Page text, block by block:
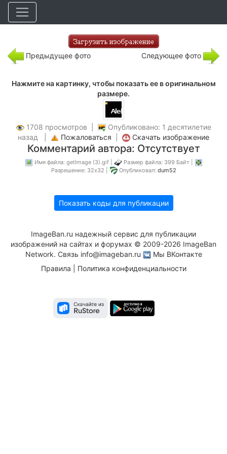
Предыдущее фото Следующее фото
Нажмите на картинку, чтобы показать ее в оригинальном
размере.
1708 просмотров |
Опубликовано: 1 десятилетие
назад |
Пожаловаться Скачать изображение
Комментарий автора: Отсутствует
Имя файла: getImage (3).gif |
Размер файла: 399 Байт |
Разрешение: 32x32 |
Опубликовал: dum52
Показать коды для публикации
ImageBan.ru надежный сервис для публикации
изображений на сайтах и форумах © 2009-2026 ImageBan
Network. Связь info@imageban.ru
Мы ВКонтакте
Правила
Политика конфиденциальности